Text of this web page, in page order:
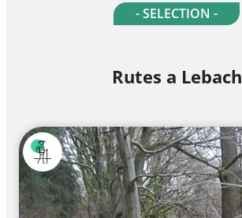
- SELECTION -
Rutes a Lebach